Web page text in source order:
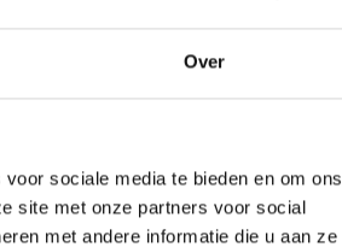
Over
sociale media te bieden en om ons
site met onze partners voor social
met andere informatie die u aan ze